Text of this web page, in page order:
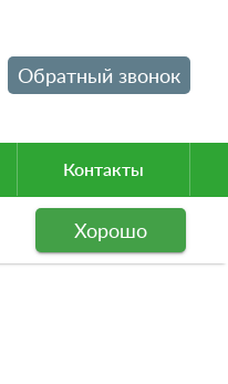
Обратный звонок
Контакты
Хорошо